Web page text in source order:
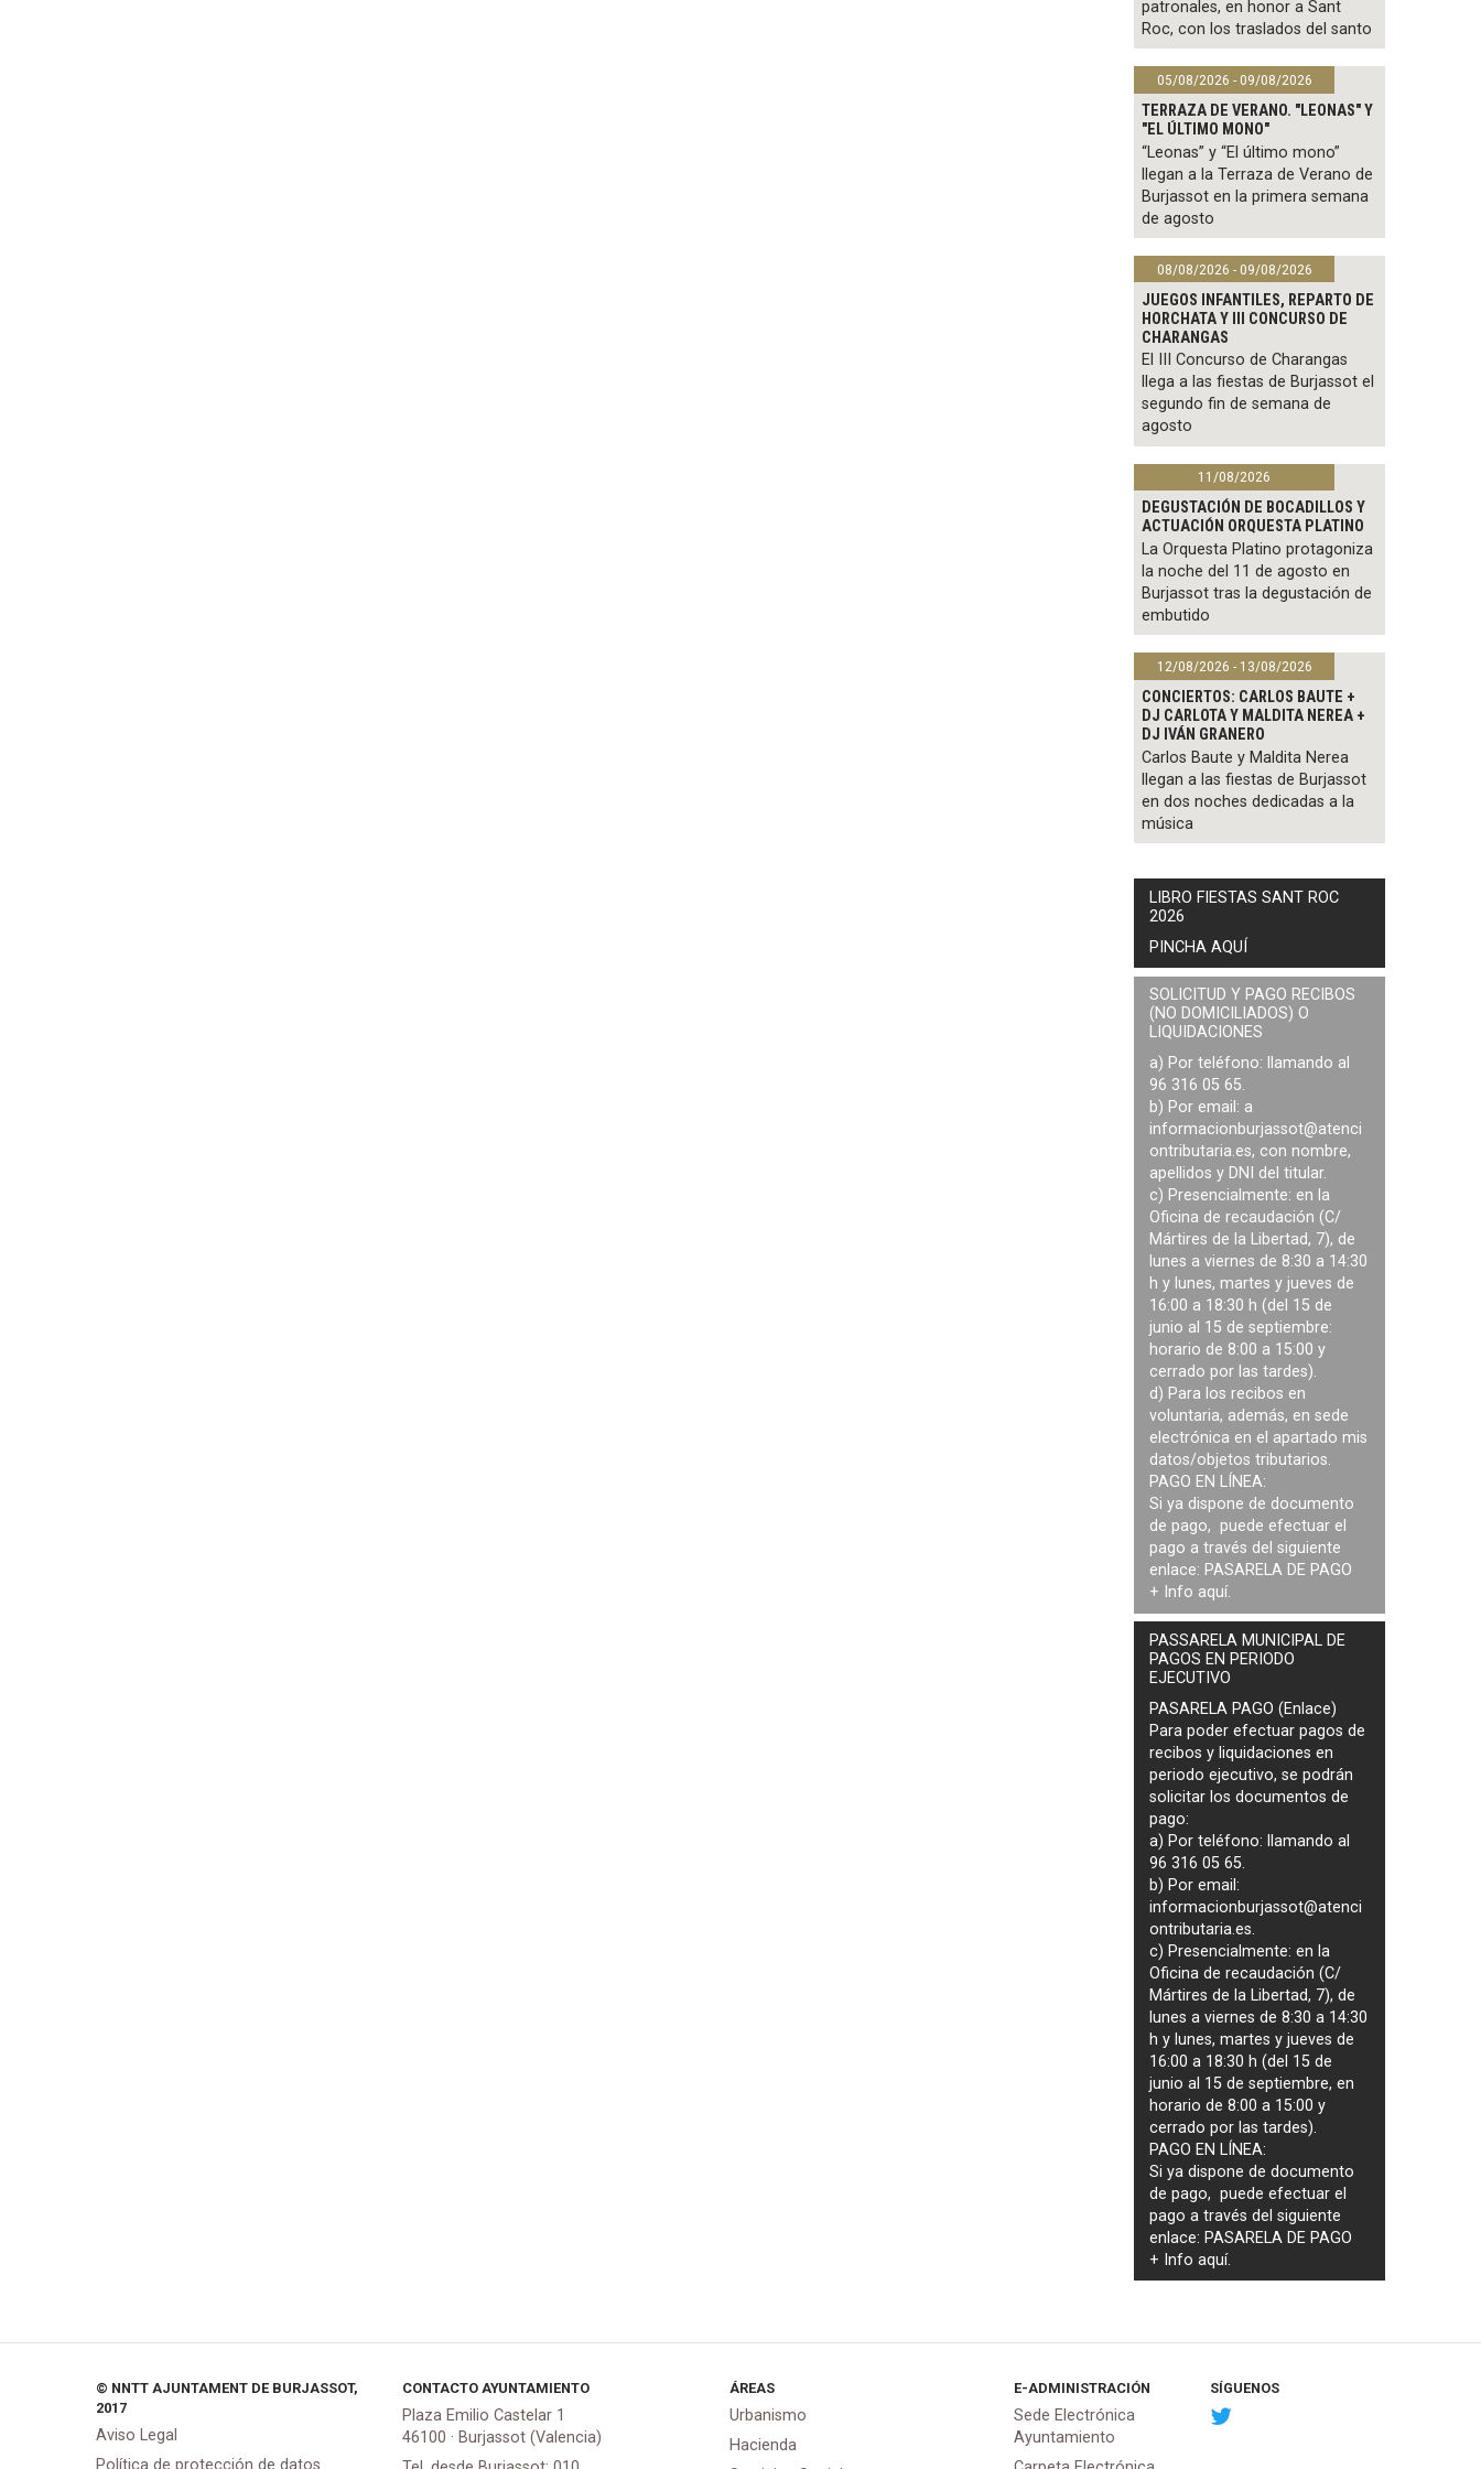
patronales, en honor a Sant
Roc, con los traslados del santo
05/08/2026 - 09/08/2026
TERRAZA DE VERANO. "LEONAS" Y
"EL ÚLTIMO MONO"
“Leonas” y “El último mono”
llegan a la Terraza de Verano de
Burjassot en la primera semana
de agosto
08/08/2026 - 09/08/2026
JUEGOS INFANTILES, REPARTO DE
HORCHATA Y III CONCURSO DE
CHARANGAS
El III Concurso de Charangas
llega a las fiestas de Burjassot el
segundo fin de semana de
agosto
11/08/2026
DEGUSTACIÓN DE BOCADILLOS Y
ACTUACIÓN ORQUESTA PLATINO
La Orquesta Platino protagoniza
la noche del 11 de agosto en
Burjassot tras la degustación de
embutido
12/08/2026 - 13/08/2026
CONCIERTOS: CARLOS BAUTE +
DJ CARLOTA Y MALDITA NEREA +
DJ IVÁN GRANERO
Carlos Baute y Maldita Nerea
llegan a las fiestas de Burjassot
en dos noches dedicadas a la
música
LIBRO FIESTAS SANT ROC
2026
PINCHA AQUÍ
SOLICITUD Y PAGO RECIBOS
(NO DOMICILIADOS) O
LIQUIDACIONES
a) Por teléfono: llamando al
96 316 05 65.
b) Por email: a
informacionburjassot@atenci
ontributaria.es, con nombre,
apellidos y DNI del titular.
c) Presencialmente: en la
Oficina de recaudación (C/
Mártires de la Libertad, 7), de
lunes a viernes de 8:30 a 14:30
h y lunes, martes y jueves de
16:00 a 18:30 h (del 15 de
junio al 15 de septiembre:
horario de 8:00 a 15:00 y
cerrado por las tardes).
d) Para los recibos en
voluntaria, además, en sede
electrónica en el apartado mis
datos/objetos tributarios.
PAGO EN LÍNEA:
Si ya dispone de documento
de pago, puede efectuar el
pago a través del siguiente
enlace: PASARELA DE PAGO
+ Info aquí.
PASSARELA MUNICIPAL DE
PAGOS EN PERIODO
EJECUTIVO
PASARELA PAGO (Enlace)
Para poder efectuar pagos de
recibos y liquidaciones en
periodo ejecutivo, se podrán
solicitar los documentos de
pago:
a) Por teléfono: llamando al
96 316 05 65.
b) Por email:
informacionburjassot@atenci
ontributaria.es.
c) Presencialmente: en la
Oficina de recaudación (C/
Mártires de la Libertad, 7), de
lunes a viernes de 8:30 a 14:30
h y lunes, martes y jueves de
16:00 a 18:30 h (del 15 de
junio al 15 de septiembre, en
horario de 8:00 a 15:00 y
cerrado por las tardes).
PAGO EN LÍNEA:
Si ya dispone de documento
de pago, puede efectuar el
pago a través del siguiente
enlace: PASARELA DE PAGO
+ Infoaquí.
© NNTT AJUNTAMENT DE BURJASSOT,
2017
Aviso Legal
CONTACTO AYUNTAMIENTO
Plaza Emilio Castelar 1
46100 · Burjassot (Valencia)
ÁREAS
Urbanismo
Hacienda
E-ADMINISTRACIÓN
Sede Electrónica
Ayuntamiento
SÍGUENOS